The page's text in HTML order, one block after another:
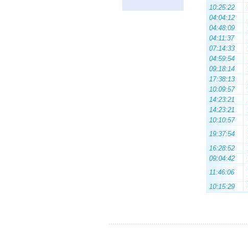
10:25:22
04:04:12
04:48:09
04:11:37
07:14:33
04:59:54
09:18:14
17:38:13
10:09:57
14:23:21
14:23:21
10:10:57
19:37:54
16:28:52
09:04:42
11:46:06
10:15:29